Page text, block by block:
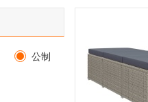
公制